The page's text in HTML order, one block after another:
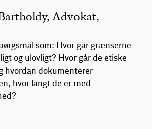
Advokat,
som: Hvor går grænserne
og ulovligt? Hvor går de etiske
hvordan dokumenterer
hvor langt de er med